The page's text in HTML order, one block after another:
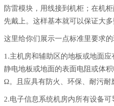
防雷模块，用线接到机柜；在机
先戴上。这样基本就可以保证大
这里给你们展示一点标准里要求的
1.主机房和辅助区的地板或地面
静电地板或地面的表面电阻或体
Ω。且应具有防火、环保、耐污耐
2.电子信息系统机房内所有设备可